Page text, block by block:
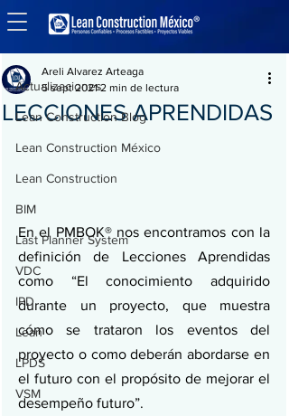
Entrada
Actualizaciones
Lean Construction Blog
Lean Construction México
Lean Construction
BIM
Last Planner System
VDC
IPD
Lean
LPDS
VSM
LECCIONES APRENDIDAS
Areli Alvarez Arteaga
5 sept 2021 2 min de lectura
En el PMBOK® nos encontramos con la
definición de Lecciones Aprendidas
como “El conocimiento adquirido
durante un proyecto, que muestra
cómo se trataron los eventos del
proyecto o como deberán abordarse en
el futuro con el propósito de mejorar el
desempeño futuro”.